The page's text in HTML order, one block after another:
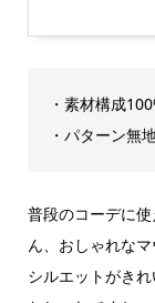
・素材構成
・パターン無
普段のコーデに
ん、おしゃれなマ
シルエットがき